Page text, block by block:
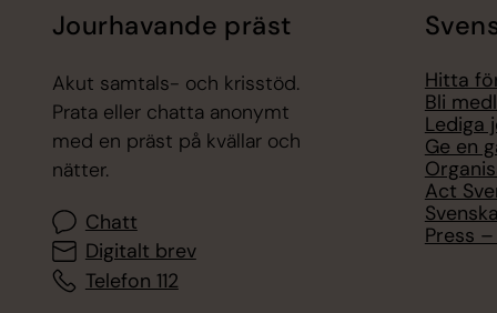
Jourhavande präst
Akut samtals- och krisstöd.
Prata eller chatta anonymt
med en präst på kvällar och
nätter.
Chatt
Digitalt brev
Telefon 112
Hitta
Bli
Lediga
Ge en
Act
Press